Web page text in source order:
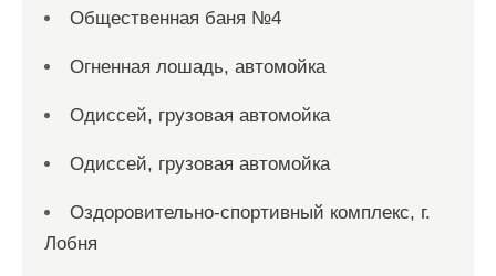
Общественная баня №4
Огненная лошадь, автомойка
Одиссей, грузовая автомойка
Одиссей, грузовая автомойка
Оздоровительно-спортивный комплекс, г.
Лобня